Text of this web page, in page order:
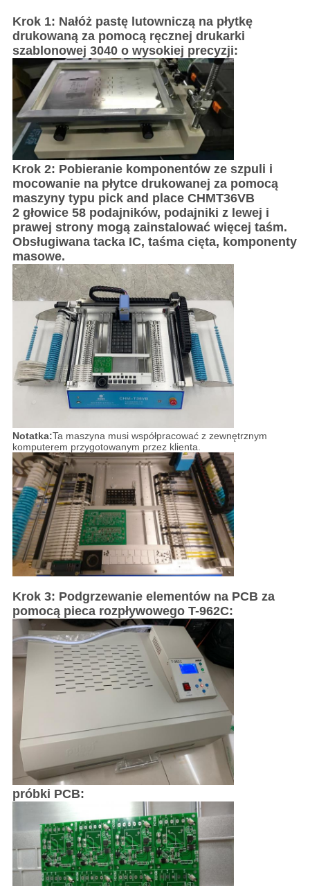
Krok 1: Nałóż pastę lutowniczą na płytkę
drukowaną za pomocą ręcznej drukarki
szablonowej 3040 o wysokiej precyzji:
Krok 2: Pobieranie komponentów ze szpuli i
mocowanie na płytce drukowanej za pomocą
maszyny typu pick and place CHMT36VB
2 głowice 58 podajników, podajniki z lewej i
prawej strony mogą zainstalować więcej taśm.
Obsługiwana tacka IC, taśma cięta, komponenty
masowe.
Notatka:Ta maszyna musi współpracować z zewnętrznym
komputerem przygotowanym przez klienta.
Krok 3: Podgrzewanie elementów na PCB za
pomocą pieca rozpływowego T-962C:
próbki PCB: